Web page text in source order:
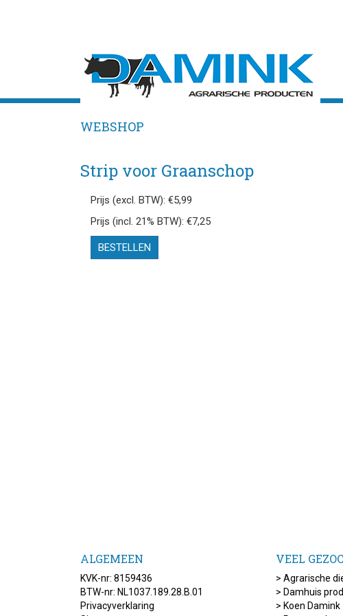
WEBSHOP
Strip voor Graanschop
Prijs (excl. BTW): €5,99
Prijs (incl. 21% BTW): €7,25
BESTELLEN
ALGEMEEN
KVK-nr: 8159436
BTW-nr: NL1037.189.28.B.01
Privacyverklaring
VEEL
> Agrarische
> Damhuis
> Koen Damink